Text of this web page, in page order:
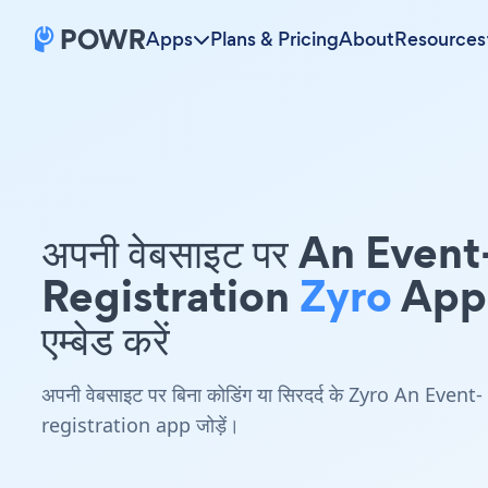
Apps Plans & PricingAboutResources
अपनी वेबसाइट पर An
Registration ZyroApp
एम्बेड करें
अपनी वेबसाइट पर बिना कोडिंग या सिरदर्द के Zyro An Event-
registration app जोड़ें।